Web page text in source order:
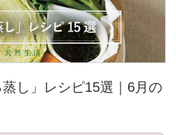
し」レシピ15選｜6月の